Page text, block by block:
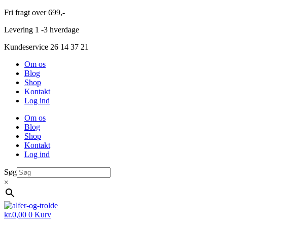
Videre
indhold
Fri fragt over 699,-
Levering 1 -3 hverdage
Kundeservice 26 14 37 21
Om os
Blog
Shop
Kontakt
Log ind
Om os
Blog
Shop
Kontakt
Log ind
Søg
×
kr.0,00 0 Kurv